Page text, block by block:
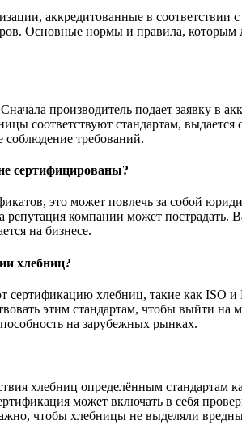
аккредитованные в соответствии
Основные нормы и правила, которым
производитель подает заявку в
соответствуют стандартам,
соблюдение требований.
сертифицированы?
это может повлечь за собой
компании может пострадать.
на бизнесе.
хлебниц?
хлебниц, такие как ISO
этим стандартам, чтобы выйти
на зарубежных рынках.
хлебниц определённым стандартам
может включать в себя
чтобы хлебницы не выделяли